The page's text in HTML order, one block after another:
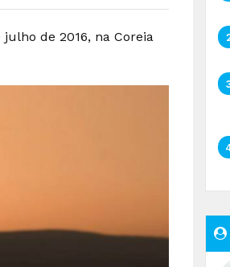
de 2016, na Coreia